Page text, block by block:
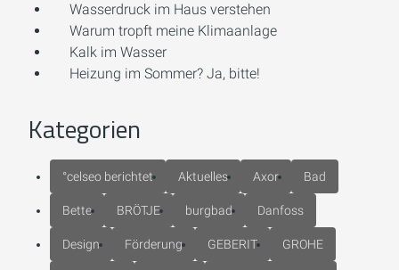
Wasserdruck im Haus verstehen
Warum tropft meine Klimaanlage
Kalk im Wasser
Heizung im Sommer? Ja, bitte!
Kategorien
°celseo berichtet Aktuelles Axor Bad
Bette BRÖTJE burgbad Danfoss
Design Förderung GEBERIT GROHE